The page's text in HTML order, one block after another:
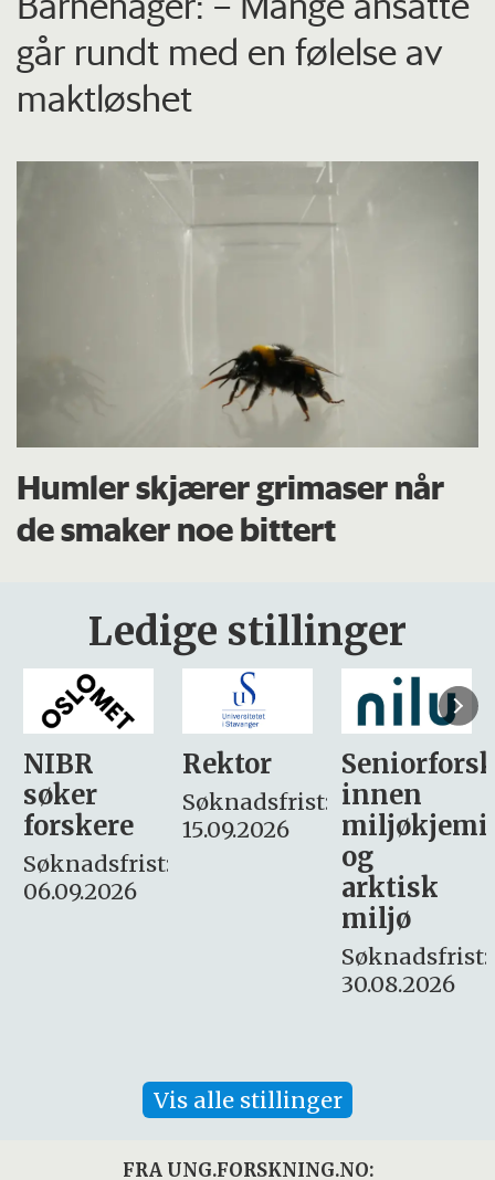
går rundt med en følelse av
maktløshet
Humler skjærer grimaser når
de smaker noe bittert
Ledige stillinger
Rektor
Søknadsfrist:
15.09.2026
Seniorforsker
innen
miljøkjemi
søker
– fast
Søknadsfrist:
16. august.
Vis alle stillinger
FRA UNG.FORSKNING.NO: